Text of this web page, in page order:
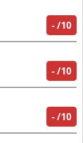
-/10
-/10
-/10